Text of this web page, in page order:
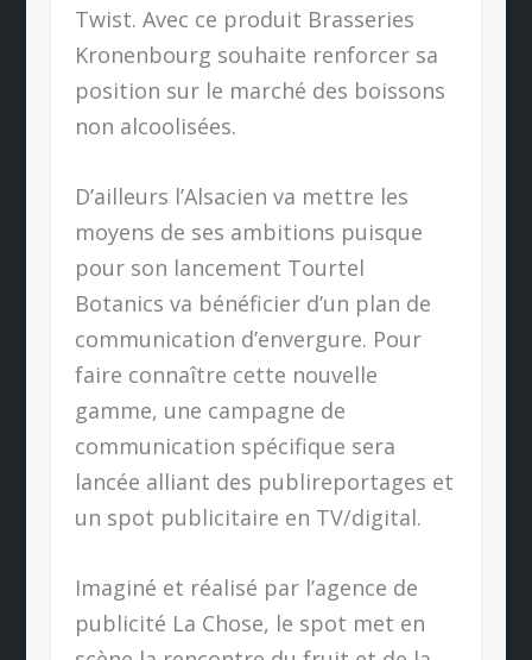
Twist. Avec ce produit Brasseries
Kronenbourg souhaite renforcer sa
position sur le marché des boissons
non alcoolisées.
D’ailleurs l’Alsacien va mettre les
moyens de ses ambitions puisque
pour son lancement Tourtel
Botanics va bénéficier d’un plan de
communication d’envergure. Pour
faire connaître cette nouvelle
gamme, une campagne de
communication spécifique sera
lancée alliant des publireportages et
un spot publicitaire en TV/digital.
Imaginé et réalisé par l’agence de
publicité La Chose, le spot met en